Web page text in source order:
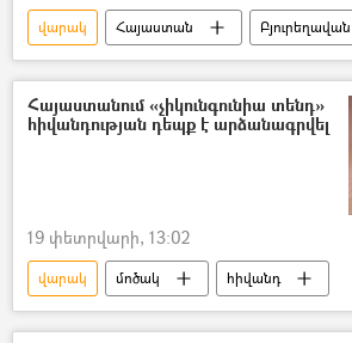
վարակ Հայաստան
Բյուրեղավան
համաճարակ
Հայաստանում «չիկունգունիա տենդ»
հիվանդության դեպք է արձանագրվել
19 փետրվարի, 13:02
վարակ մոծակ
հիվանդ
հիվանդություն
Չիկունգունիա տենդ